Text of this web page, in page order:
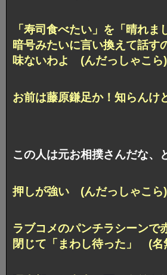
「寿司食べたい」を「晴れま
暗号みたいに言い換えて話す
味ないわよ (んだっしゃこら)
お前は藤原鎌足か！知らん
この人は元お相撲さんだな、
押しが強い (んだっしゃこら)
ラブコメのパンチラシーンで
閉じて「まわし待った」 (名